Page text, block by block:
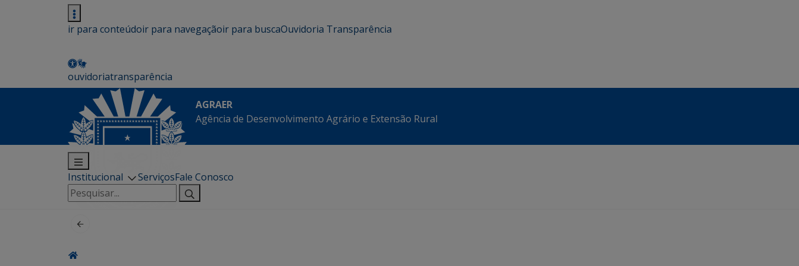
ir para conteúdoir para navegaçãoir para buscaOuvidoria Transparência
ouvidoriatransparência
AGRAER
Agência de Desenvolvimento Agrário e Extensão Rural
Institucional ServiçosFale Conosco
Pesquisar
por: